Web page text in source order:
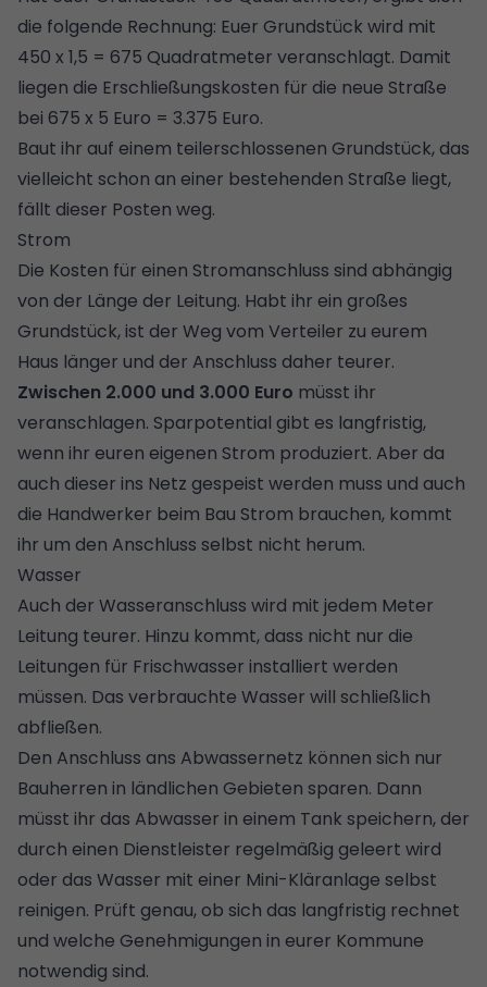
die folgende Rechnung: Euer Grundstück wird mit
450 x 1,5 = 675 Quadratmeter veranschlagt. Damit
liegen die Erschließungskosten für die neue Straße
bei 675 x 5 Euro = 3.375 Euro.
Baut ihr auf einem teilerschlossenen Grundstück, das
vielleicht schon an einer bestehenden Straße liegt,
fällt dieser Posten weg.
Strom
Die Kosten für einen Stromanschluss sind abhängig
von der Länge der Leitung. Habt ihr ein großes
Grundstück, ist der Weg vom Verteiler zu eurem
Haus länger und der Anschluss daher teurer.
Zwischen 2.000 und 3.000 Euro müsst ihr
veranschlagen. Sparpotential gibt es langfristig,
wenn ihr euren eigenen Strom produziert. Aber da
auch dieser ins Netz gespeist werden muss und auch
die Handwerker beim Bau Strom brauchen, kommt
ihr um den Anschluss selbst nicht herum.
Wasser
Auch der Wasseranschluss wird mit jedem Meter
Leitung teurer. Hinzu kommt, dass nicht nur die
Leitungen für Frischwasser installiert werden
müssen. Das verbrauchte Wasser will schließlich
abfließen.
Den Anschluss ans Abwassernetz können sich nur
Bauherren in ländlichen Gebieten sparen. Dann
müsst ihr das Abwasser in einem Tank speichern, der
durch einen Dienstleister regelmäßig geleert wird
oder das Wasser mit einer Mini-Kläranlage selbst
reinigen. Prüft genau, ob sich das langfristig rechnet
und welche Genehmigungen in eurer Kommune
notwendig sind.